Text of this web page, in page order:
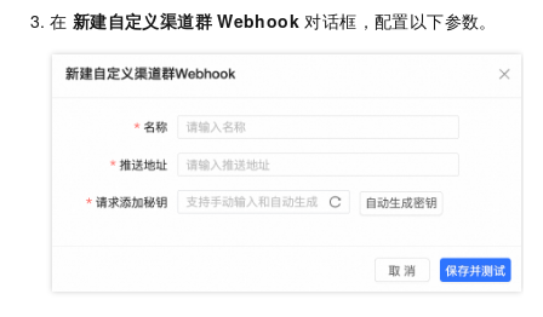
在 新建自定义渠道群 Webhook对话框，配置以下参数。